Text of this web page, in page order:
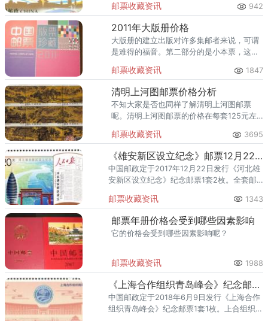
邮票收藏资讯 942
2011年大版册价格
大版册的建立出版对许多集邮者来说，可谓
是难得的福音。第二部分的是小本票，这册
是兔子、家具中的座椅以及卷图。
邮票收藏资讯 1847
清明上河图邮票价格分析
不知大家是否也同样了解清明上河图邮票
呢。清明上河图邮票的价格在每套125元左
邮票收藏资讯 3695
《雄安新区设立纪念》邮票12月22日发行！
中国邮政定于2017年12月22日发行《河北雄
安新区设立纪念》纪念邮票1套2枚。全套邮
央、国务院印发通知，决定设立河北雄安新
区。
邮票收藏资讯 1343
邮票年册价格会受到哪些因素影响
它的价格会受到哪些因素影响呢？
邮票收藏资讯 1988
《上海合作组织青岛峰会》纪念邮票即将发行
中国邮政定于2018年6月9日发行《上海合作
组织青岛峰会》纪念邮票1套1枚。上合组织最